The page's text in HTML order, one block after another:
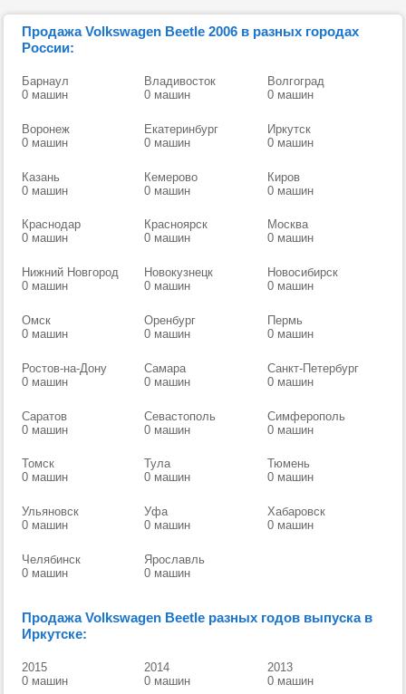
Продажа Volkswagen Beetle 2006 в разных городах
России:
Барнаул
0 машин
Владивосток
0 машин
Волгоград
0 машин
Воронеж
0 машин
Екатеринбург
0 машин
Иркутск
0 машин
Казань
0 машин
Кемерово
0 машин
Киров
0 машин
Краснодар
0 машин
Красноярск
0 машин
Москва
0 машин
Нижний Новгород
0 машин
Новокузнецк
0 машин
Новосибирск
0 машин
Омск
0 машин
Оренбург
0 машин
Пермь
0 машин
Ростов-на-Дону
0 машин
Самара
0 машин
Санкт-Петербург
0 машин
Саратов
0 машин
Севастополь
0 машин
Симферополь
0 машин
Томск
0 машин
Тула
0 машин
Тюмень
0 машин
Ульяновск
0 машин
Уфа
0 машин
Хабаровск
0 машин
Челябинск
0 машин
Ярославль
0 машин
Продажа Volkswagen Beetle разных годов выпуска в
Иркутске:
2015
0 машин
2014
0 машин
2013
0 машин